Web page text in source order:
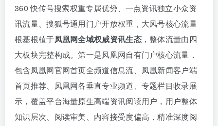
360 快传号搜索权重专属优势、一点资讯独立小众资
讯流量、搜狐号通用门户开放权重，大风号核心流量
根基根植于凤凰网全域权威资讯生态，整体流量由四
大板块完整构成。第一是凤凰网自有门户核心流量，
包含凤凰网官网首页全频道信息流、凤凰新闻客户端
首页推荐、凤凰网各垂直专业频道、专题栏目收录展
示，覆盖平台海量原生高端资讯阅读用户，用户整体
知识层次、阅读审美、内容接受度偏高，精准深度阅